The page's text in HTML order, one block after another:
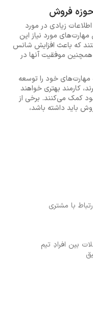
حوزه فروش
زیادی در مورد
مورد نیاز این
که باعث افزایش شانس
همچنین موفقیت آنها در
مهارت‌های خود را توسعه
کارمند بهتری خواهند
کمک می‌کنند. برخی از
باید داشته باشد،
با مشتری
بین افرادِ تیم